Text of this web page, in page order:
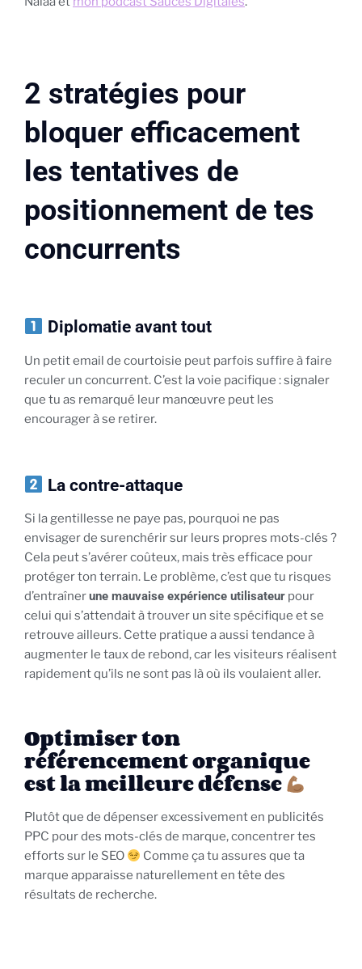
2 stratégies pour
bloquer efficacement
les tentatives de
positionnement de tes
concurrents
Diplomatie avant tout
Un petit email de courtoisie peut parfois suffire à faire
reculer un concurrent. C’est la voie pacifique : signaler
que tu as remarqué leur manœuvre peut les
encourager à se retirer.
La contre-attaque
Si la gentillesse ne paye pas, pourquoi ne pas
envisager de surenchérir sur leurs propres mots-clés ?
Cela peut s’avérer coûteux, mais très efficace pour
protéger ton terrain. Le problème, c’est que tu risques
d’entraînerune mauvaise expérience utilisateur pour
celui qui s’attendait à trouver un site spécifique et se
retrouve ailleurs. Cette pratique a aussi tendance à
augmenter le taux de rebond, car les visiteurs réalisent
rapidement qu’ils ne sont pas là où ils voulaient aller.
Optimiser ton
référencement organique
est la meilleure défense
Plutôt que de dépenser excessivement en publicités
PPC pour des mots-clés de marque, concentrer tes
efforts sur le SEO
Comme ça tu assures que ta
marque apparaisse naturellement en tête des
résultats de recherche.